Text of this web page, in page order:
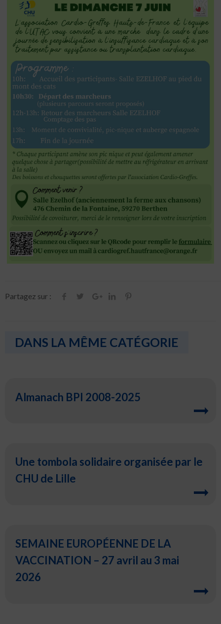
Partagez sur :
DANS LA MÊME CATÉGORIE
Almanach BPI 2008-2025
Une tombola solidaire organisée par le
CHU de Lille
SEMAINE EUROPÉENNE DE LA
VACCINATION – 27 avril au 3 mai
2026